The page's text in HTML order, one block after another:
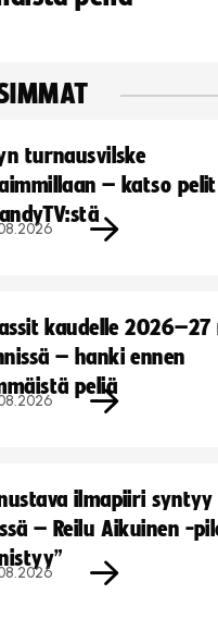
turnausvilske
– katso pelit
kaudelle
– hanki ennen
peliä
ilmapiiri syntyy
– Reilu Aikuinen -